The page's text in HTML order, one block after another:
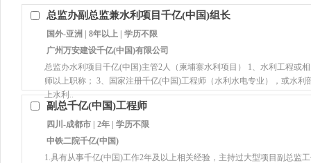
总监办副总监兼水利项目千亿(中国)组长
国外-亚洲 | 8年以上 | 学历不限
广州万安建设千亿(中国)有限公司
总监办水利项目千亿(中国)主管2人（柬埔寨水利项目） 1、水利工程或
师以上职称； 3、国家注册千亿(中国)工程师（水利水电专业），或水利
上水利..
副总千亿(中国)工程师
四川-成都市 | 2年 | 学历不限
中铁二院千亿(中国)
1.具有从事千亿(中国)工作2年及以上相关经验，主持过大型项目副总监